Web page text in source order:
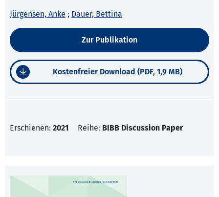
Jürgensen, Anke ; Dauer, Bettina
Zur Publikation
Kostenfreier Download (PDF, 1,9 MB)
Erschienen: 2021 Reihe: BIBB Discussion Paper